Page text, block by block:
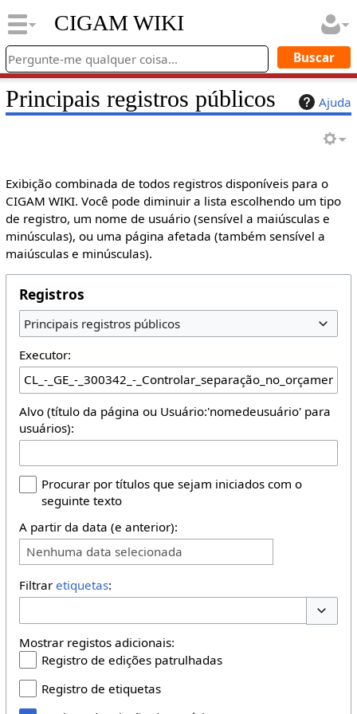
CIGAM WIKI
Ajuda
Principais registros públicos
Exibição combinada de todos registros disponíveis para o
CIGAM WIKI. Você pode diminuir a lista escolhendo um tipo
de registro, um nome de usuário (sensível a maiúsculas e
minúsculas), ou uma página afetada (também sensível a
maiúsculas e minúsculas).
Registros
Principais registros públicos
Executor:
Alvo (título da página ou Usuário:'nomedeusuário' para
usuários):
Procurar por títulos que sejam iniciados com o
seguinte texto
A partir da data (e anterior):
Nenhuma data selecionada
Filtrar etiquetas:
Mostrar registos adicionais:
Registro de edições patrulhadas
Registro de etiquetas